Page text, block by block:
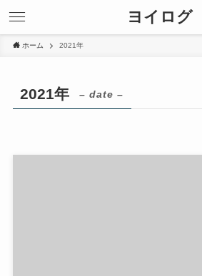
ヨイログ
ホーム 2021年
2021年 – date –